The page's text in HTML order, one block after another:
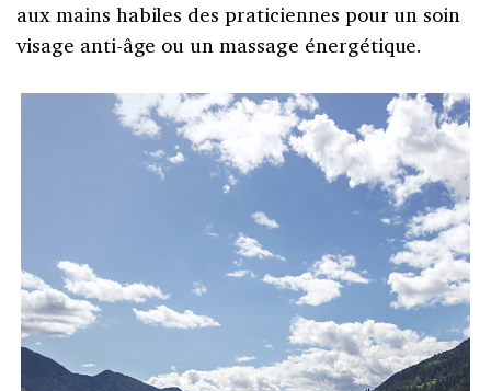
aux mains habiles des praticiennes pour un soin
visage anti-âge ou un massage énergétique.